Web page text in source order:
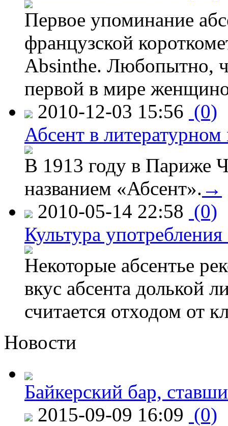
Первое упоминание
французской
Absinthe. Любопытно,
первой в мире
2010-12-03 15:56 (0)
Абсент в
В 1913 году в Париже
названием «Абсент». →
2010-05-14 22:58 (0)
Культура употребления
Некоторые абсентье
вкус абсента долькой
считается отходом от
Новости
Байкерский бар,
2015-09-09 16:09 (0)